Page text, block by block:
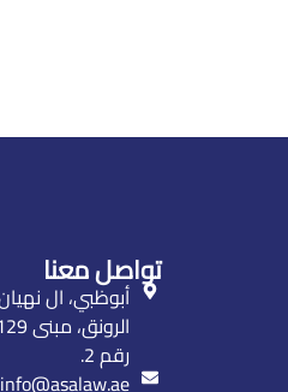
تواصل معنا
رقم 2.
info@asalaw.ae